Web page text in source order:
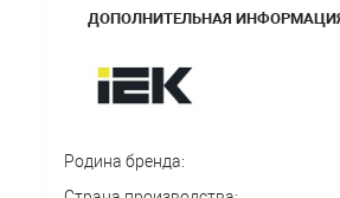
ДОПОЛНИТЕЛЬНАЯ
Родина бренда: